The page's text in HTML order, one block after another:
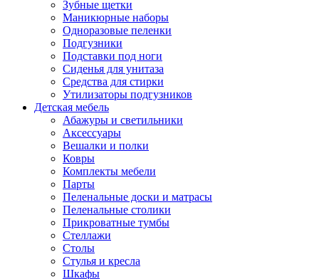
Зубные щетки
Маникюрные наборы
Одноразовые пеленки
Подгузники
Подставки под ноги
Сиденья для унитаза
Средства для стирки
Утилизаторы подгузников
Детская мебель
Абажуры и светильники
Аксессуары
Вешалки и полки
Ковры
Комплекты мебели
Парты
Пеленальные доски и матрасы
Пеленальные столики
Прикроватные тумбы
Стеллажи
Столы
Стулья и кресла
Шкафы